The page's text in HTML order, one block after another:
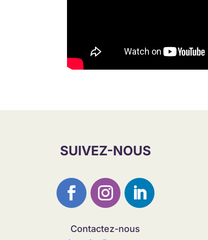
SUIVEZ-NOUS
Contactez-nous